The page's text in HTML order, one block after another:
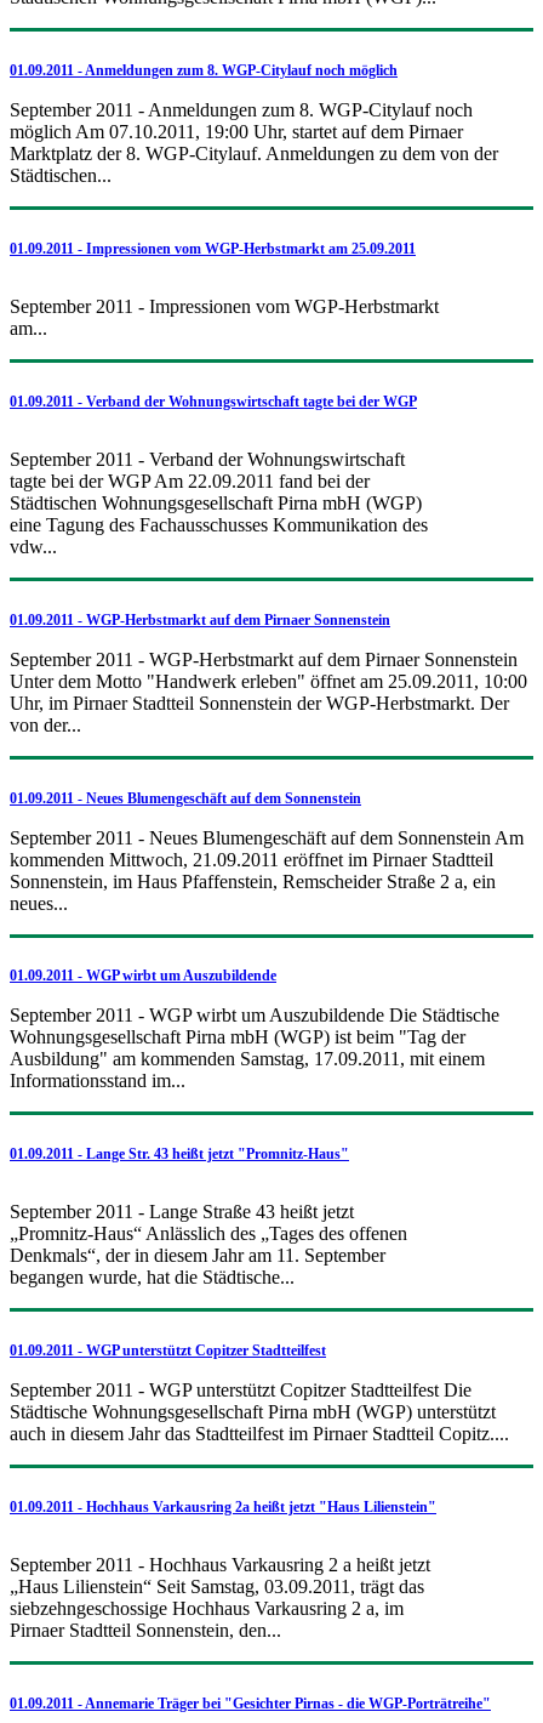
01.09.2011 - Anmeldungen zum 8. WGP-Citylauf noch möglich
September 2011 - Anmeldungen zum 8. WGP-Citylauf noch
möglich Am 07.10.2011, 19:00 Uhr, startet auf dem Pirnaer
Marktplatz der 8. WGP-Citylauf. Anmeldungen zu dem von der
Städtischen...
01.09.2011 - Impressionen vom WGP-Herbstmarkt am 25.09.2011
September 2011 - Impressionen vom WGP-Herbstmarkt
am...
01.09.2011 - Verband der Wohnungswirtschaft tagte bei der WGP
September 2011 - Verband der Wohnungswirtschaft
tagte bei der WGP Am 22.09.2011 fand bei der
Städtischen Wohnungsgesellschaft Pirna mbH (WGP)
eine Tagung des Fachausschusses Kommunikation des
vdw...
01.09.2011 - WGP-Herbstmarkt auf dem Pirnaer Sonnenstein
September 2011 - WGP-Herbstmarkt auf dem Pirnaer Sonnenstein
Unter dem Motto "Handwerk erleben" öffnet am 25.09.2011, 10:00
Uhr, im Pirnaer Stadtteil Sonnenstein der WGP-Herbstmarkt. Der
von der...
01.09.2011 - Neues Blumengeschäft auf dem Sonnenstein
September 2011 - Neues Blumengeschäft auf dem Sonnenstein Am
kommenden Mittwoch, 21.09.2011 eröffnet im Pirnaer Stadtteil
Sonnenstein, im Haus Pfaffenstein, Remscheider Straße 2 a, ein
neues...
01.09.2011 - WGP wirbt um Auszubildende
September 2011 - WGP wirbt um Auszubildende Die Städtische
Wohnungsgesellschaft Pirna mbH (WGP) ist beim "Tag der
Ausbildung" am kommenden Samstag, 17.09.2011, mit einem
Informationsstand im...
01.09.2011 - Lange Str. 43 heißt jetzt "Promnitz-Haus"
September 2011 - Lange Straße 43 heißt jetzt
„Promnitz-Haus“ Anlässlich des „Tages des offenen
Denkmals“, der in diesem Jahr am 11. September
begangen wurde, hat die Städtische...
01.09.2011 - WGP unterstützt Copitzer Stadtteilfest
September 2011 - WGP unterstützt Copitzer Stadtteilfest Die
Städtische Wohnungsgesellschaft Pirna mbH (WGP) unterstützt
auch in diesem Jahr das Stadtteilfest im Pirnaer Stadtteil Copitz....
01.09.2011 - Hochhaus Varkausring 2a heißt jetzt "Haus Lilienstein"
September 2011 - Hochhaus Varkausring 2 a heißt jetzt
„Haus Lilienstein“ Seit Samstag, 03.09.2011, trägt das
siebzehngeschossige Hochhaus Varkausring 2 a, im
Pirnaer Stadtteil Sonnenstein, den...
01.09.2011 - Annemarie Träger bei "Gesichter Pirnas - die WGP-Porträtreihe"